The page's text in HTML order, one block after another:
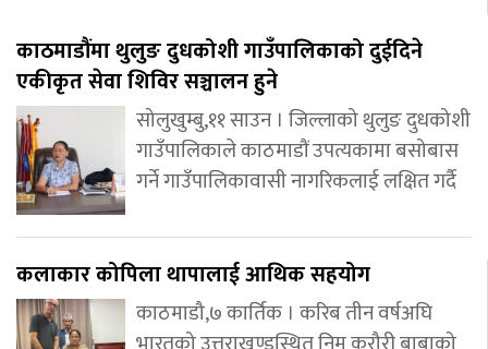
काठमाडौंमा थुलुङ दुधकोशी गाउँपालिकाको दुईदिने
एकीकृत सेवा शिविर सञ्चालन हुने
सोलुखुम्बु,११ साउन । जिल्लाको थुलुङ दुधकोशी
गाउँपालिकाले काठमाडौं उपत्यकामा बसोबास
गर्ने गाउँपालिकावासी नागरिकलाई लक्षित गर्दै
कलाकार कोपिला थापालाई आथिक सहयोग
काठमाडौ,७ कार्तिक । करिब तीन वर्षअघि